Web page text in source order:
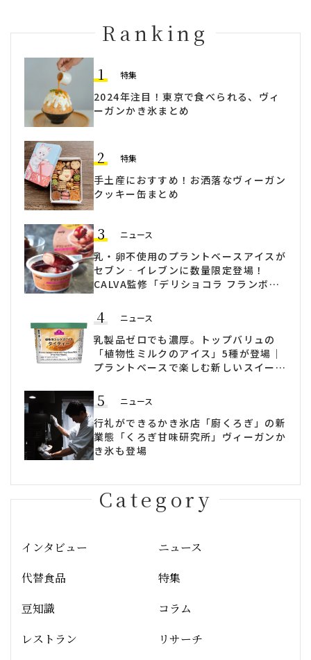
Ranking
1 特集
2024年注目！東京で食べられる、ヴィ
ーガンかき氷まとめ
2 特集
手土産におすすめ！お洒落なヴィーガン
クッキー缶まとめ
3 ニュース
乳・卵不使用のプラントベースアイスが
セブン‐イレブンに数量限定登場！
CALVA監修「デリショコラ フランボワ
4 ニュース
乳製品ゼロでも濃厚。トップバリュの
「植物性ミルクのアイス」5種が登場｜
プラントベースで楽しむ新しいスイーツ
5 ニュース
行礼ができるかき氷店「廚くろぎ」の新
業態「くろぎ甘味研究所」ヴィーガンか
き氷も登場
Category
インタビュー
ニュース
代替食品
特集
豆知識
コラム
レストラン
リサーチ